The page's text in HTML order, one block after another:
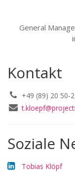
General
Kontakt
+49 (89) 20 50-
Soziale
Tobias Klöpf